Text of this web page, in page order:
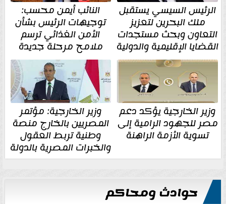
الرئيس السيسي يستقبل
ملك البحرين لتعزيز
التعاون وبحث مستجدات
القضايا الإقليمية والدولية
النائب أيمن محسب:
توجيهات الرئيس بشأن
الأمن الغذائي ترسم
ملامح مرحلة جديدة
وزير الخارجية يؤكد دعم
مصر للجهود الرامية إلى
تسوية الأزمة الراهنة
وزير الخارجية: مؤتمر
المصريين بالخارج منصة
وطنية تربط العقول
والخبرات المصرية بالدولة
حوادث ومحاكم